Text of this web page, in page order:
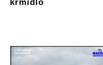
kŕmidlo